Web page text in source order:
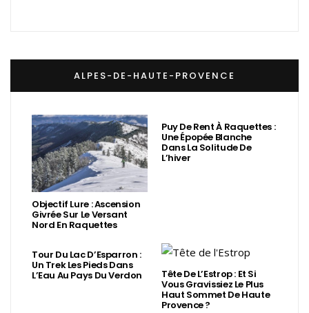
ALPES-DE-HAUTE-PROVENCE
Objectif Lure : Ascension
Givrée Sur Le Versant
Nord En Raquettes
Puy De Rent À Raquettes :
Une Épopée Blanche
Dans La Solitude De
L’hiver
Tour Du Lac D’Esparron :
Un Trek Les Pieds Dans
L’Eau Au Pays Du Verdon Tête De L’Estrop : Et Si
Vous Gravissiez Le Plus
Haut Sommet De Haute
Provence ?